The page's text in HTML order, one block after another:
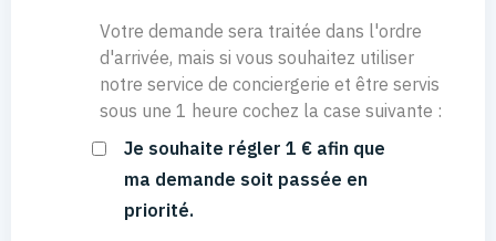
Votre demande sera traitée dans l'ordre
d'arrivée, mais si vous souhaitez utiliser
notre service de conciergerie et être servis
sous une 1 heure cochez la case suivante :
Je souhaite régler 1 € afin que
ma demande soit passée en
priorité.